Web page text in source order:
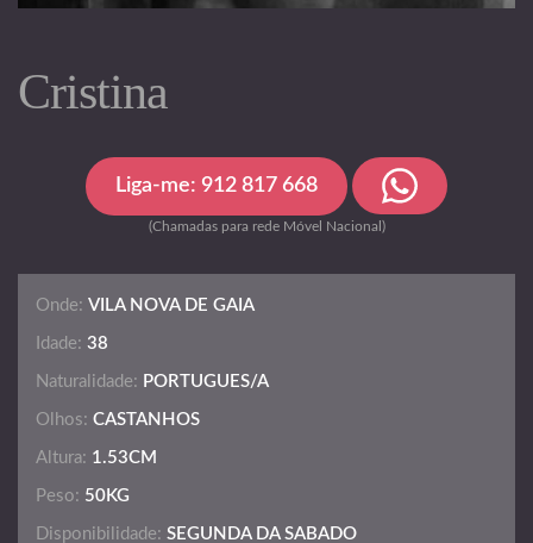
Cristina
Liga-me: 912 817 668
(Chamadas para rede Móvel Nacional)
Onde: VILA NOVA DE GAIA
Idade: 38
Naturalidade: PORTUGUES/A
Olhos: CASTANHOS
Altura: 1.53CM
Peso: 50KG
Disponibilidade: SEGUNDA DA SABADO